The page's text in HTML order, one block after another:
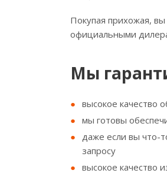
Покупая прихожая,
официальными
Мы
высокое качество
мы готовы
даже если вы что-
запросу
высокое качество